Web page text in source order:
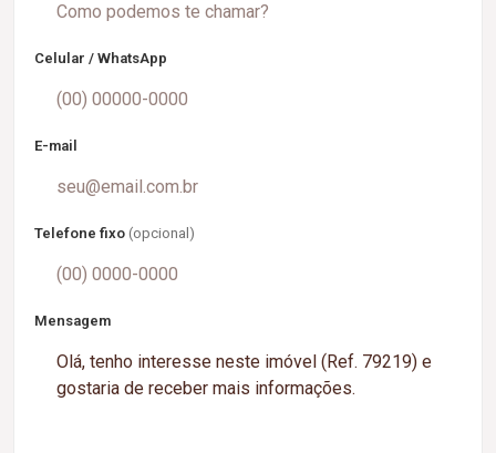
Celular / WhatsApp
E-mail
Telefone fixo (opcional)
Mensagem